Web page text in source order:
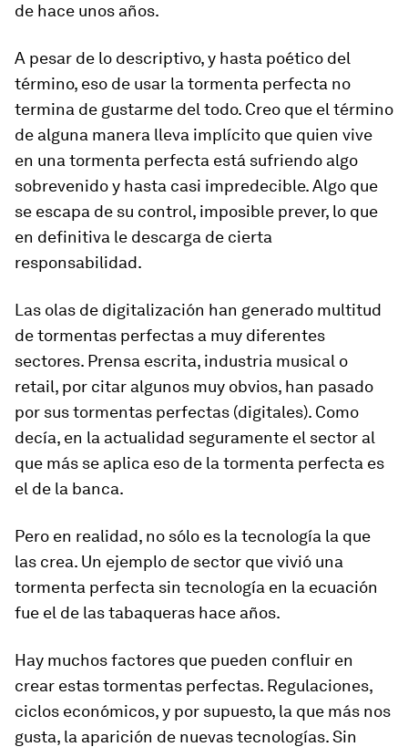
de hace unos años.
A pesar de lo descriptivo, y hasta poético del
término, eso de usar la tormenta perfecta no
termina de gustarme del todo. Creo que el término
de alguna manera lleva implícito que quien vive
en una tormenta perfecta está sufriendo algo
sobrevenido y hasta casi impredecible. Algo que
se escapa de su control, imposible prever, lo que
en definitiva le descarga de cierta
responsabilidad.
Las olas de digitalización han generado multitud
de tormentas perfectas a muy diferentes
sectores. Prensa escrita, industria musical o
retail, por citar algunos muy obvios, han pasado
por sus tormentas perfectas (digitales). Como
decía, en la actualidad seguramente el sector al
que más se aplica eso de la tormenta perfecta es
el de la banca.
Pero en realidad, no sólo es la tecnología la que
las crea. Un ejemplo de sector que vivió una
tormenta perfecta sin tecnología en la ecuación
fue el de las tabaqueras hace años.
Hay muchos factores que pueden confluir en
crear estas tormentas perfectas. Regulaciones,
ciclos económicos, y por supuesto, la que más nos
gusta, la aparición de nuevas tecnologías. Sin